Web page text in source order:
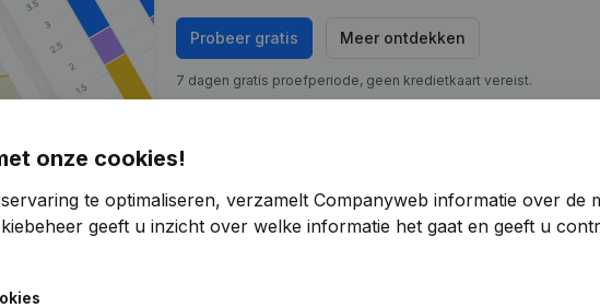
Probeer gratis Meer ontdekken
7 dagen gratis proefperiode, geen kredietkaart vereist.
onze cookies!
te optimaliseren, verzamelt Companyweb informatie over de
geeft u inzicht over welke informatie het gaat en geeft u